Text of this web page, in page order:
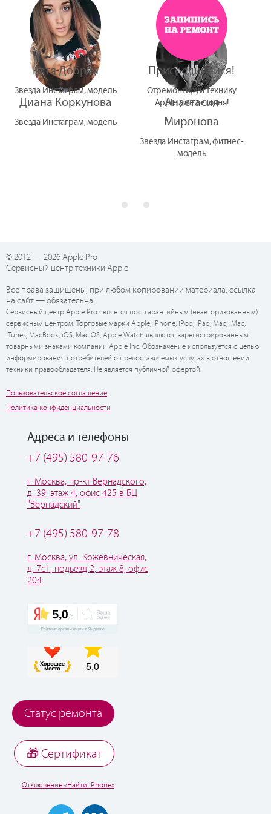
Диана Коркунова
Звезда Инстаграм, модель
Анастасия
Миронова
Звезда Инстаграм, фитнес-
модель
Катя Добрая
Звезда Инстаграм, модель
Присоединяйся!
Отремонтируй технику
Apple уже сегодня!
© 2012 — 2026 Apple Pro
Сервисный центр техники Apple
Все права защищены, при любом копировании материала, ссылка
на сайт — обязательна.
Сервисный центр Apple Pro является постгарантийным (неавторизованным)
сервисным центром. Торговые марки Apple, iPhone, iPod, iPad, Mac, iMac,
iTunes, MacBook, iOS, Mac OS, Apple Watch являются зарегистрированным
товарными знаками компании Apple Inc. Обозначение используется с целью
информирования потребителей о предоставляемых услугах в отношении
техники правообладателя. Не является публичной офертой.
Пользовательское соглашение
Политика конфиденциальности
Адреса и телефоны
+7 (495) 580-97-76
г. Москва, пр-кт Вернадского,
д. 39, этаж 4, офис 425 в БЦ
"Вернадский"
+7 (495) 580-97-78
г. Москва, ул. Кожевническая,
д. 7с1, подьезд 2, этаж 8, офис
204
Статус ремонта
🎁 Cертификат
Отключение «Найти iPhone»